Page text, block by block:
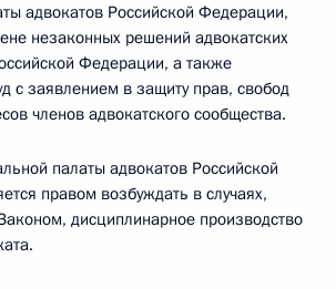
адвокатов Российской Федерации,
незаконных решений адвокатских
Федерации, а также
с заявлением в защиту прав, свобод
членов адвокатского сообщества.
палаты адвокатов Российской
правом возбуждать в случаях,
дисциплинарное производство